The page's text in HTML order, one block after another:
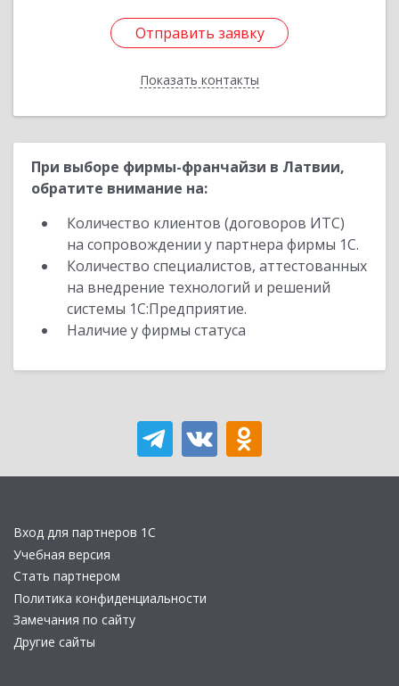
Отправить заявку
Показать контакты
Отправить заявку
Назад
При выборе фирмы-франчайзи в Латвии,
обратите внимание на:
Количество клиентов (договоров ИТС)
на сопровождении у партнера фирмы 1С.
Количество специалистов, аттестованных
на внедрение технологий и решений
системы 1С:Предприятие.
Наличие у фирмы статуса
Вход для партнеров 1С
Учебная версия
Стать партнером
Политика конфиденциальности
Замечания по сайту
Другие сайты